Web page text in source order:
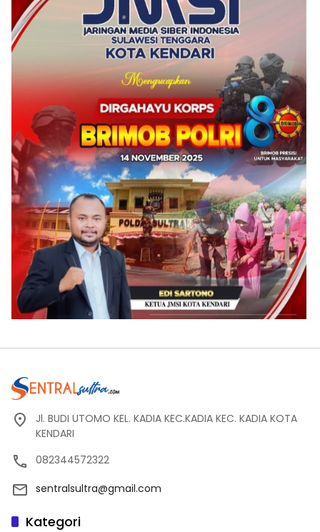
Jl. BUDI UTOMO KEL. KADIA KEC.KADIA KEC. KADIA KOTA
KENDARI
082344572322
sentralsultra@gmail.com
Kategori